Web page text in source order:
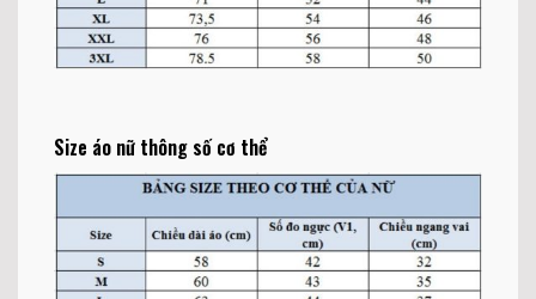
Size áo nữ thông số cơ thể